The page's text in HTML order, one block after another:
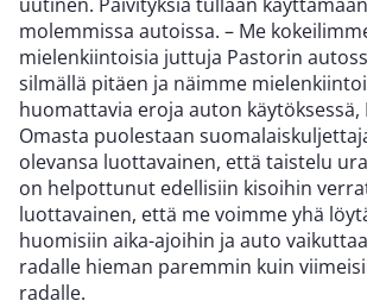
molemmissa autoissa. – Me
mielenkiintoisia juttuja Pastorin
silmällä pitäen ja näimme
huomattavia eroja auton käytöksessä,
Omasta puolestaan
olevansa luottavainen, että taistelu
on helpottunut edellisiin kisoihin
luottavainen, että me voimme yhä
huomisiin aika-ajoihin ja auto
radalle hieman paremmin kuin
radalle.